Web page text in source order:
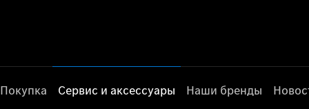
Покупка Сервис и аксессуары Наши бренды